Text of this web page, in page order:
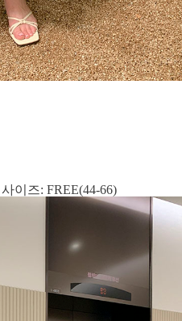
이즈: FREE(44-66)